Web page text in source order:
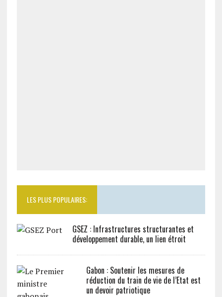
LES PLUS POPULAIRES:
GSEZ : Infrastructures structurantes et
développement durable, un lien étroit
Gabon : Soutenir les mesures de
réduction du train de vie de l’Etat est
un devoir patriotique